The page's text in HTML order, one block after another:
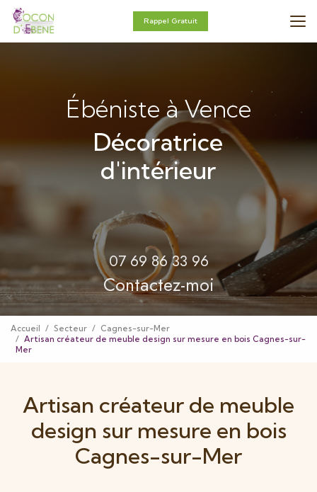
Aller
contenu
principal
Rappel Gratuit
Ébéniste à Vence
Décoratrice
d'intérieur
07 69 86 33 96
Contactez-moi
Accueil Secteur
Cagnes-sur-Mer
Artisan créateur de meuble design sur mesure en bois Cagnes-sur-
Mer
Artisan créateur de meuble
design sur mesure en bois
Cagnes-sur-Mer